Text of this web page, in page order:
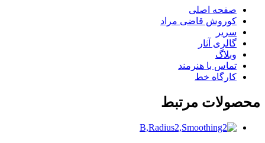
صفحه اصلی
کوروش قاضی مراد
سریر
گالری آثار
وبلاگ
تماس با هنرمند
کارگاه خط
محصولات مرتبط